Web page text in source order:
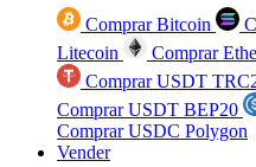
Comprar Bitcoin
Litecoin
Comprar
Comprar USDT
Comprar USDT BEP20
Comprar USDC Polygon
Vender